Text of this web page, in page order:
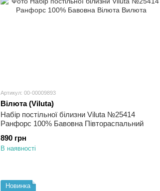
Артикул: 00-00009893
Вілюта (Viluta)
Набір постільної білизни Viluta №25414
Ранфорс 100% Бавовна Півтораспальний
890 грн
В наявності
Новинка